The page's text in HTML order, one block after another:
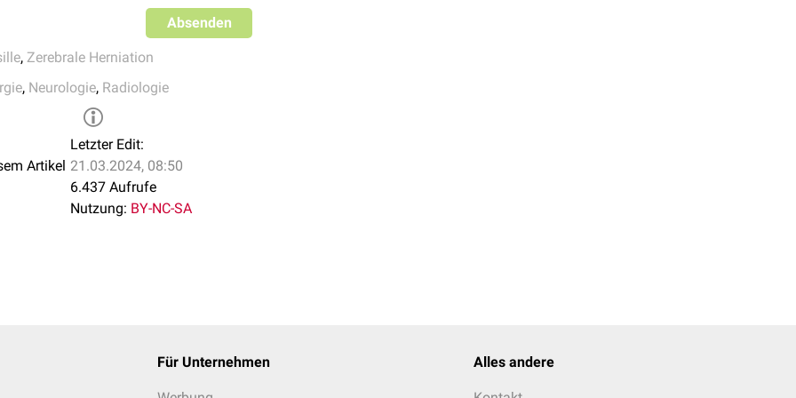
Typ 1 handelt es sich am ehesten um eine
Sie geht meist mit neurologischen Symptomen und anderen
ist eine sekundäre Verlagerung der Tonsillen aufgrund von:
: akute Verlagerung der Kleinhirntonsillen bei deutlich erhöhtem Hirndruck
Absenden
, Zerebrale Herniation
, Neurologie, Radiologie
Artikel
Letzter Edit:
21.03.2024, 08:50
6.437 Aufrufe
Nutzung: BY-NC-SA
Für Unternehmen Alles andere